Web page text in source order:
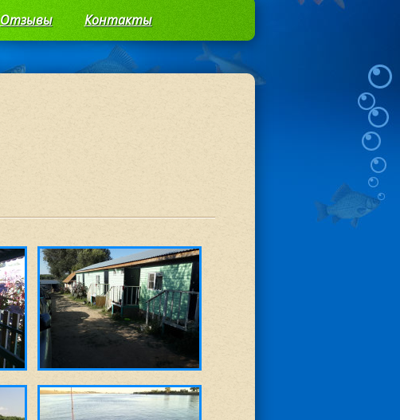
Отзывы Контакты